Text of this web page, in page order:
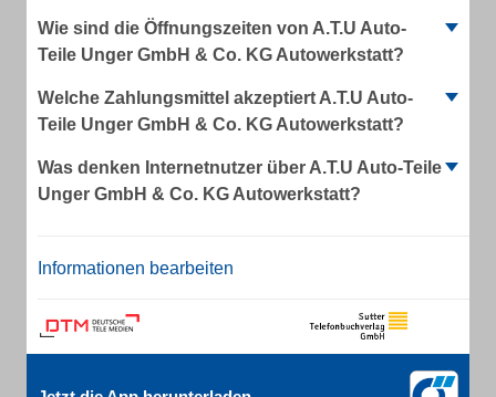
Wie sind die Öffnungszeiten von A.T.U Auto-
Teile Unger GmbH & Co. KG Autowerkstatt?
Welche Zahlungsmittel akzeptiert A.T.U Auto-
Teile Unger GmbH & Co. KG Autowerkstatt?
Was denken Internetnutzer über A.T.U Auto-Teile
Unger GmbH & Co. KG Autowerkstatt?
Informationen bearbeiten